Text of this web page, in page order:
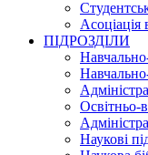
Асоціація
ПІДРОЗДІЛИ
Освітньо-
Наукові